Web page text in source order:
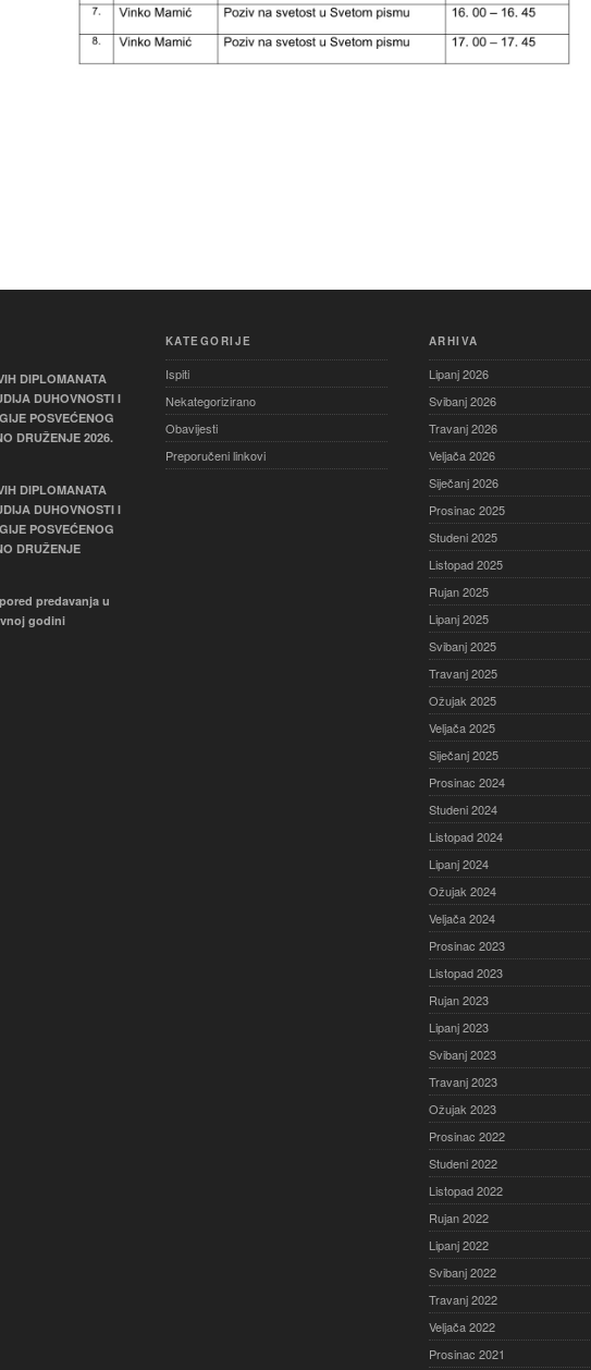
DIPLOMANATA
DUHOVNOSTI I
POSVEĆENOG
DRUŽENJE 2026.
DIPLOMANATA
DUHOVNOSTI I
POSVEĆENOG
DRUŽENJE
predavanja u
godini
KATEGORIJE
Ispiti
Nekategorizirano
Obavijesti
Preporučeni linkovi
ARHIVA
Lipanj 2026
Svibanj 2026
Travanj 2026
Veljača 2026
Siječanj 2026
Prosinac 2025
Studeni 2025
Listopad 2025
Rujan 2025
Lipanj 2025
Svibanj 2025
Travanj 2025
Ožujak 2025
Veljača 2025
Siječanj 2025
Prosinac 2024
Studeni 2024
Listopad 2024
Lipanj 2024
Ožujak 2024
Veljača 2024
Prosinac 2023
Listopad 2023
Rujan 2023
Lipanj 2023
Svibanj 2023
Travanj 2023
Ožujak 2023
Prosinac 2022
Studeni 2022
Listopad 2022
Rujan 2022
Lipanj 2022
Svibanj 2022
Travanj 2022
Veljača 2022
Prosinac 2021